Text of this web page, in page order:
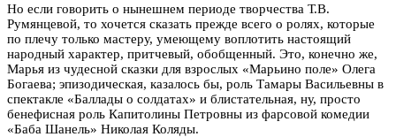
Но если говорить о нынешнем периоде творчества Т.В.
Румянцевой, то хочется сказать прежде всего о ролях, которые
по плечу только мастеру, умеющему воплотить настоящий
народный характер, притчевый, обобщенный. Это, конечно же,
Марья из чудесной сказки для взрослых «Марьино поле» Олега
Богаева; эпизодическая, казалось бы, роль Тамары Васильевны в
спектакле «Баллады о солдатах» и блистательная, ну, просто
бенефисная роль Капитолины Петровны из фарсовой комедии
«Баба Шанель» Николая Коляды.